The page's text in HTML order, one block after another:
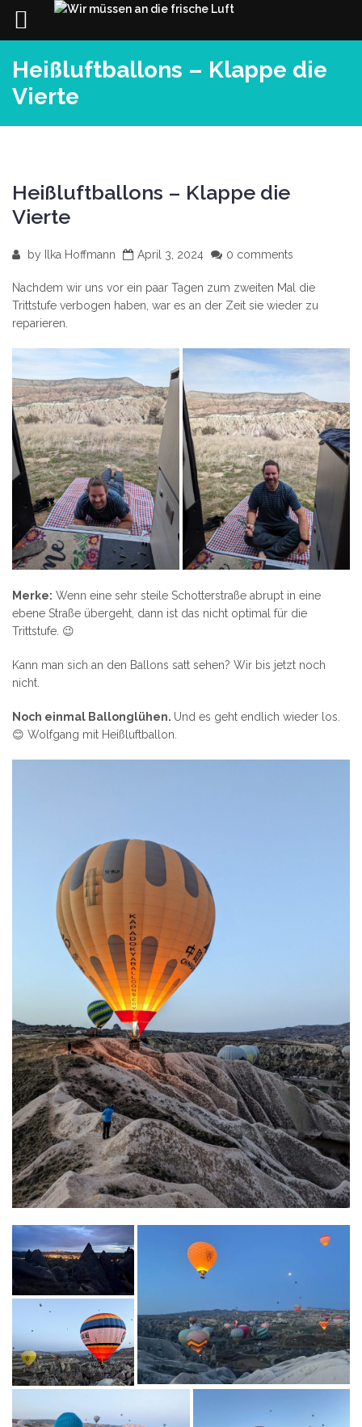
Heißluftballons – Klappe die
Vierte
Heißluftballons – Klappe die
Vierte
by Ilka Hoffmann April 3, 2024 0 comments
Nachdem wir uns vor ein paar Tagen zum zweiten Mal die
Trittstufe verbogen haben, war es an der Zeit sie wieder zu
reparieren.
Merke: Wenn eine sehr steile Schotterstraße abrupt in eine
ebene Straße übergeht, dann ist das nicht optimal für die
Trittstufe. 😉
Kann man sich an den Ballons satt sehen? Wir bis jetzt noch
nicht.
Noch einmal Ballonglühen. Und es geht endlich wieder los.
😊 Wolfgang mit Heißluftballon.